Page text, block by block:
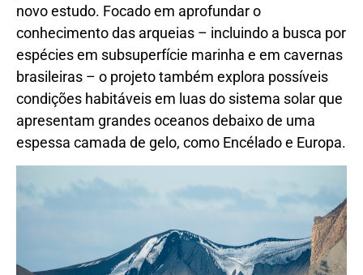
novo estudo. Focado em aprofundar o
conhecimento das arqueias – incluindo a busca por
espécies em subsuperfície marinha e em cavernas
brasileiras – o projeto também explora possíveis
condições habitáveis em luas do sistema solar que
apresentam grandes oceanos debaixo de uma
espessa camada de gelo, como Encélado e Europa.